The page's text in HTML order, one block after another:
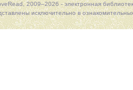
2009–2026 - электронная
исключительно в